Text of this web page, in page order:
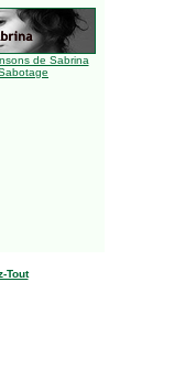
de Sabrina
Tout